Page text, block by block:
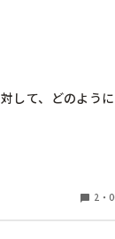
して、どのよう
アプローチする園
をしない園もあり
2 ・